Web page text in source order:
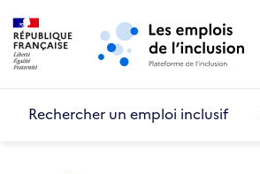
Aller au menu principal
Rechercher un emploi inclusif